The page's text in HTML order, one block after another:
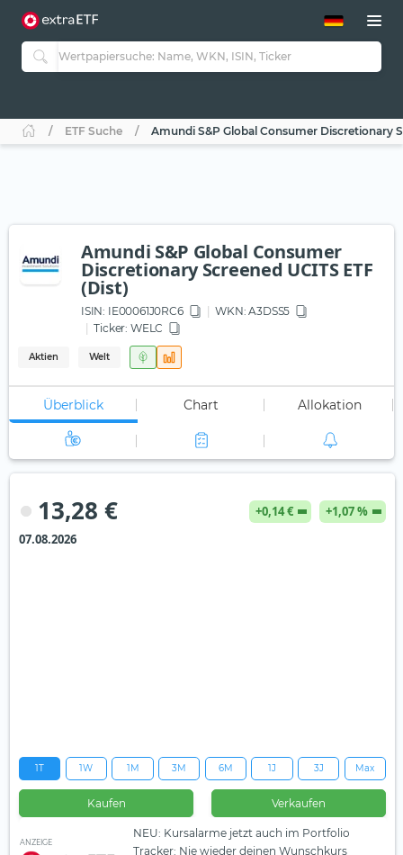
ETF-Guide 2.0
Guide Aktive ETFs
ETF-Sparpläne
ETF Suche Amundi S&P Global Consumer Discretionary
Amundi S&P Global Consumer
Discretionary Screened UCITS ETF
(Dist)
ISIN: IE00061J0RC6 WKN: A3DSS5
Ticker: WELC
Aktien Welt
Überblick Chart Allokation
13,28 € +0,14 €
+1,07 %
07.08.2026
1T 1W 1M 3M 6M 1J 3J Max
Kaufen Verkaufen
ANZEIGE
NEU: Kursalarme jetzt auch im Portfolio
Tracker: Nie wieder deinen Wunschkurs